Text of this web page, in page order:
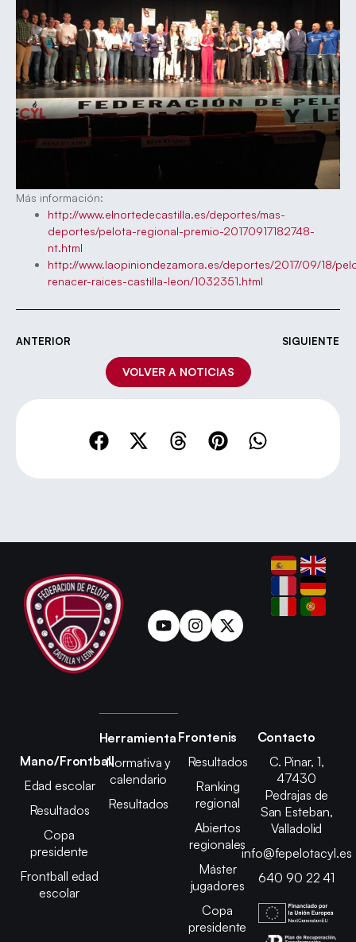
Más información:
http://www.elnortedecastilla.es/deportes/mas-
deportes/pelota-regional-premio-20170917182748-
nt.html
http://www.laopiniondezamora.es/deportes/2017/09/18/
renacer-raices-castilla-leon/1032351.html
ANTERIOR SIGUIENTE
VOLVER A NOTICIAS
Mano/Frontball
Edad escolar
Resultados
Copa
presidente
Frontball edad
escolar
Herramienta
Normativa y
calendario
Resultados
Frontenis
Resultados
Ranking
regional
Abiertos
regionales
Máster
jugadores
Copa
presidente
Contacto
C. Pinar, 1,
47430
Pedrajas de
San Esteban,
Valladolid
info@fepelotacyl.es
640 90 22 41